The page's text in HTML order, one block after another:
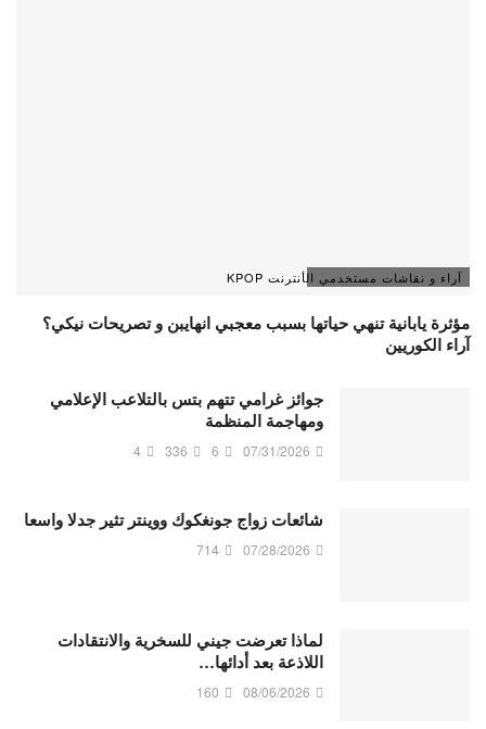
آراء و نقاشات مستخدمي الأنترنت KPOP
مؤثرة يابانية تنهي حياتها بسبب معجبي انهايبن و تصريحات نيكي؟
آراء الكوريين
جوائز غرامي تتهم بتس بالتلاعب الإعلامي
ومهاجمة المنظمة
07/31/2026
6
336
4
شائعات زواج جونغكوك ووينتر تثير جدلا واسعا
07/28/2026
714
لماذا تعرضت جيني للسخرية والانتقادات
اللاذعة بعد أدائها…
08/06/2026
160